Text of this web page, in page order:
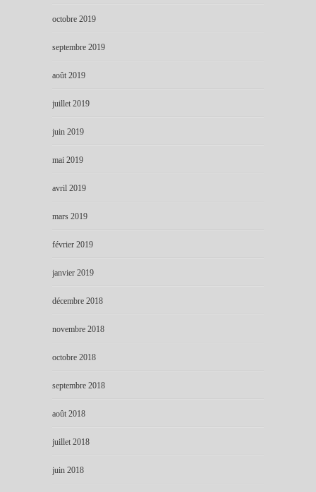
octobre 2019
septembre 2019
août 2019
juillet 2019
juin 2019
mai 2019
avril 2019
mars 2019
février 2019
janvier 2019
décembre 2018
novembre 2018
octobre 2018
septembre 2018
août 2018
juillet 2018
juin 2018